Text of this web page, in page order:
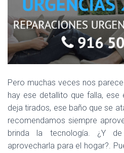
Pero muchas veces nos
hay ese detallito que falla,
deja tirados, ese baño que se
recomendamos siempre
brinda la tecnología. ¿Y
aprovecharla para el hogar?.